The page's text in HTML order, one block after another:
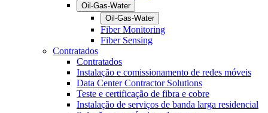
Oil-Gas-Water
Oil-Gas-Water
Fiber Monitoring
Fiber Sensing
Contratados
Contratados
Instalação e comissionamento de redes móveis
Data Center Contractor Solutions
Teste e certificação de fibra e cobre
Instalação de serviços de banda larga residencial